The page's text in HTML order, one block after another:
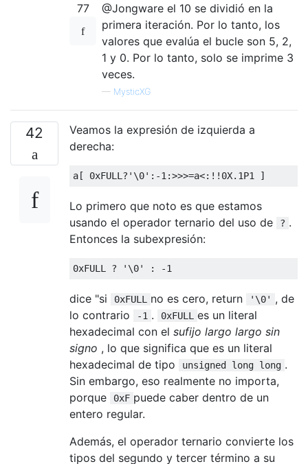
77
@Jongware el 10 se dividió en la
primera iteración. Por lo tanto, los
valores que evalúa el bucle son 5, 2,
1 y 0. Por lo tanto, solo se imprime 3
veces.
— MysticXG
42
Veamos la expresión de izquierda a
derecha:
a[ 0xFULL ? '\0' :-1 :>>>=a<:!! 0X. 1P1 ]
Lo primero que noto es que estamos
usando el operador ternario del uso de
? .
Entonces la subexpresión:
0xFULL ? '\0' : -1
dice "si 0xFULL no es cero, return '\0' , de
lo contrario
-1 . 0xFULL
es un literal
hexadecimal con el sufijo largo largo sin
signo , lo que significa que es un literal
hexadecimal de tipo
unsigned long long .
Sin embargo, eso realmente no importa,
porque
0xF puede caber dentro de un
entero regular.
Además, el operador ternario convierte los
tipos del segundo y tercer término a su